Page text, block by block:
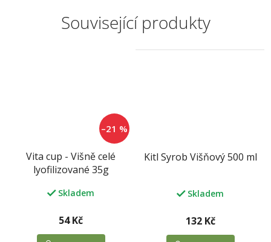
Související produkty
–21 %
Vita cup - Višně celé
lyofilizované 35g
Skladem
54 Kč
Kitl Syrob Višňový 500 ml
Skladem
132 Kč